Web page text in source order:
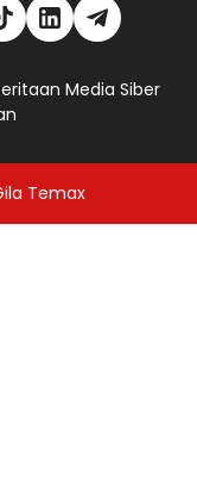
Media Siber
Temax